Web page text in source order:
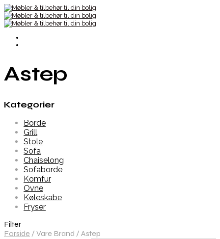
Astep
Kategorier
Borde
Grill
Stole
Sofa
Chaiselong
Sofaborde
Komfur
Ovne
Køleskabe
Fryser
Filter
Forside / Vare Brand / Astep